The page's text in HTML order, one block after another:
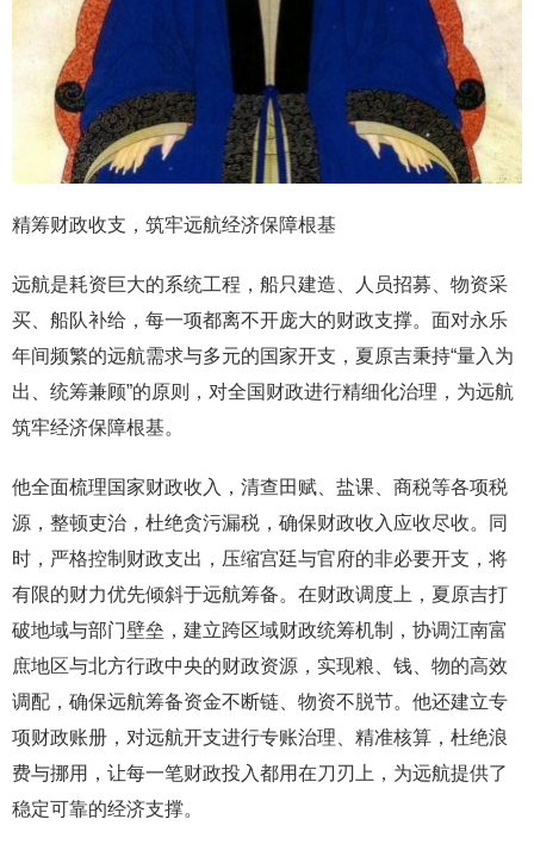
精筹财政收支，筑牢远航经济保障根基
远航是耗资巨大的系统工程，船只建造、人员招募、物资采
买、船队补给，每一项都离不开庞大的财政支撑。面对永乐
年间频繁的远航需求与多元的国家开支，夏原吉秉持“量入为
出、统筹兼顾”的原则，对全国财政进行精细化治理，为远航
筑牢经济保障根基。
他全面梳理国家财政收入，清查田赋、盐课、商税等各项税
源，整顿吏治，杜绝贪污漏税，确保财政收入应收尽收。同
时，严格控制财政支出，压缩宫廷与官府的非必要开支，将
有限的财力优先倾斜于远航筹备。在财政调度上，夏原吉打
破地域与部门壁垒，建立跨区域财政统筹机制，协调江南富
庶地区与北方行政中央的财政资源，实现粮、钱、物的高效
调配，确保远航筹备资金不断链、物资不脱节。他还建立专
项财政账册，对远航开支进行专账治理、精准核算，杜绝浪
费与挪用，让每一笔财政投入都用在刀刃上，为远航提供了
稳定可靠的经济支撑。